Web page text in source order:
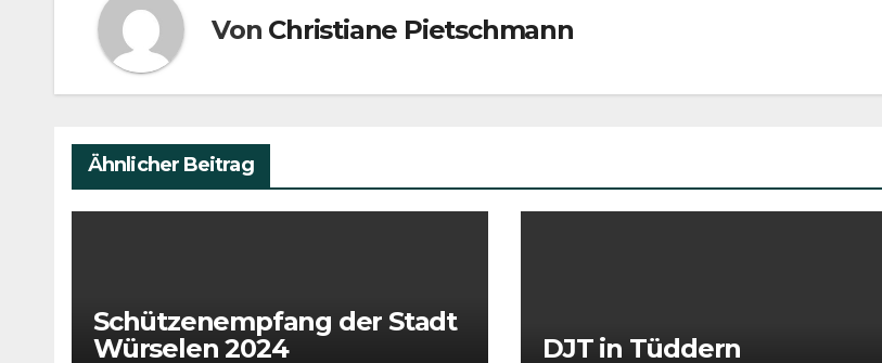
Von Christiane Pietschmann
Ähnlicher Beitrag
Schützenempfang der Stadt
Würselen 2024
DJT in Tüddern